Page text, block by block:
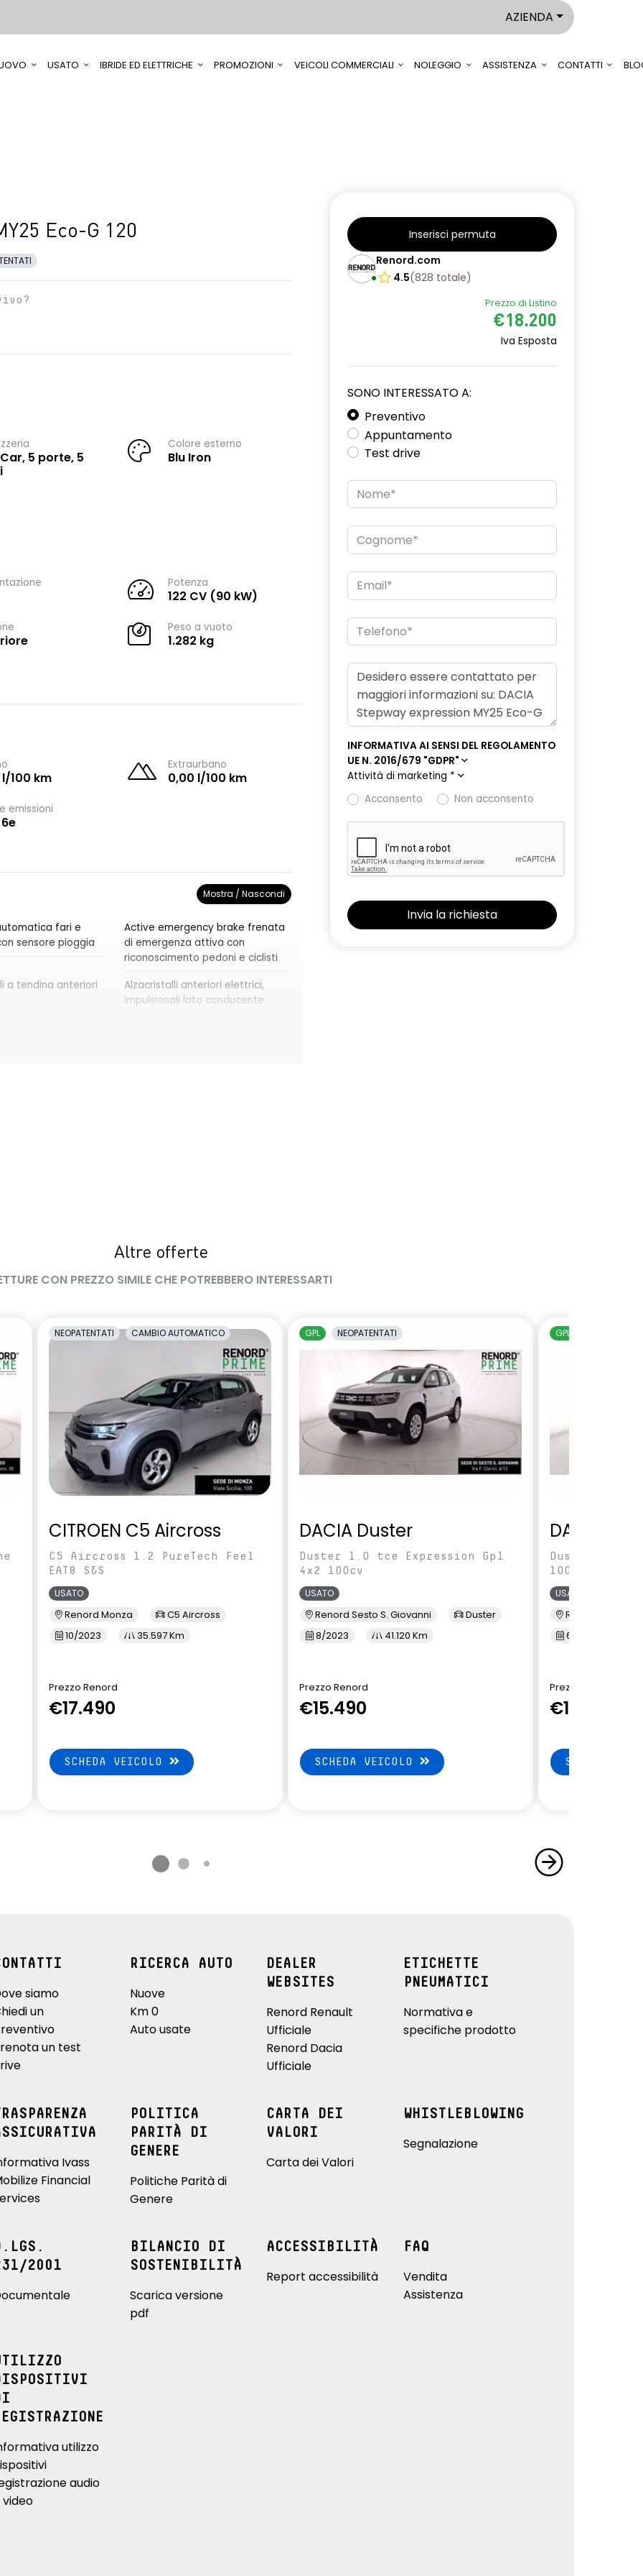
AZIENDA
USATO IBRIDE ED ELETTRICHE PROMOZIONI VEICOLI COMMERCIALI NOLEGGIO ASSISTENZA CONTATTI
Eco-G 120
5 porte, 5
Colore esterno
Blu Iron
Potenza
122 CV (90 kW)
Peso a vuoto
1.282 kg
100 km
Extraurbano
0,00 l/100 km
emissioni
Mostra / Nascondi
fari e
sensore pioggia
Active emergency brake frenata
di emergenza attiva con
riconoscimento pedoni e ciclisti
a tendina anteriori
Alzacristalli anteriori elettrici,
impulsionali lato conducente
con
Retrovisori esterni in tinta
regolabile in
Sedili con sistema isofix
posteriori
stato di
Videocamera posteriore
in altezza e
Voltante multifunzione
Inserisci permuta
Renord.com
4.5(828 totale)
Prezzo di Listino
€18.200
Iva Esposta
SONO INTERESSATO A:
Preventivo
Appuntamento
Test drive
INFORMATIVA AI SENSI DEL REGOLAMENTO
UE N. 2016/679 "GDPR"
Attività di marketing *
Acconsento
Non acconsento
Altre offerte
CON PREZZO SIMILE CHE POTREBBERO INTERESSARTI
NEOPATENTATI CAMBIO AUTOMATICO
CITROEN C5 Aircross
C5 Aircross 1.2 PureTech Feel
EAT8 S&S
USATO
Renord Monza
C5 Aircross
10/2023
35.597 Km
Prezzo Renord
€17.490
SCHEDA VEICOLO
GPL NEOPATENTATI
DACIA Duster
Duster 1.0 tce Expression Gpl
4x2 100cv
USATO
Renord Sesto S. Giovanni
Duster
8/2023
41.120 Km
Prezzo Renord
€15.490
SCHEDA VEICOLO
GPL
DACIA
Duster 1.0
100cv
USATO
Renord Monza
6/2023
Prezzo Renord
€15.790
SCHEDA
siamo
un
un test
RICERCA AUTO
Nuove
Km 0
Auto usate
DEALER
WEBSITES
Renord Renault
Ufficiale
Renord Dacia
Ufficiale
ETICHETTE
PNEUMATICI
Normativa e
specifiche prodotto
Ivass
Financial
POLITICA
PARITÀ DI
GENERE
Politiche Parità di
Genere
CARTA DEI
VALORI
Carta dei Valori
WHISTLEBLOWING
Segnalazione
2001
BILANCIO DI
SOSTENIBILITÀ
Scarica versione
pdf
ACCESSIBILITÀ
Report accessibilità
FAQ
Vendita
Assistenza
utilizzo
audio
video